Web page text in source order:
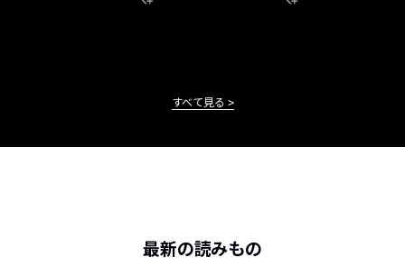
すべて見る
最新の読みもの